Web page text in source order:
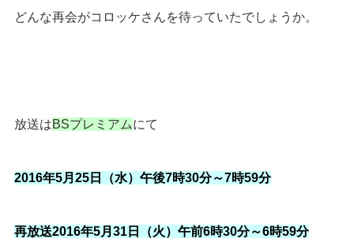
どんな再会がコロッケさんを待っていたでしょうか。
放送はBSプレミアムにて
2016年5月25日（水）午後7時30分～7時59分
再放送2016年5月31日（火）午前6時30分～6時59分